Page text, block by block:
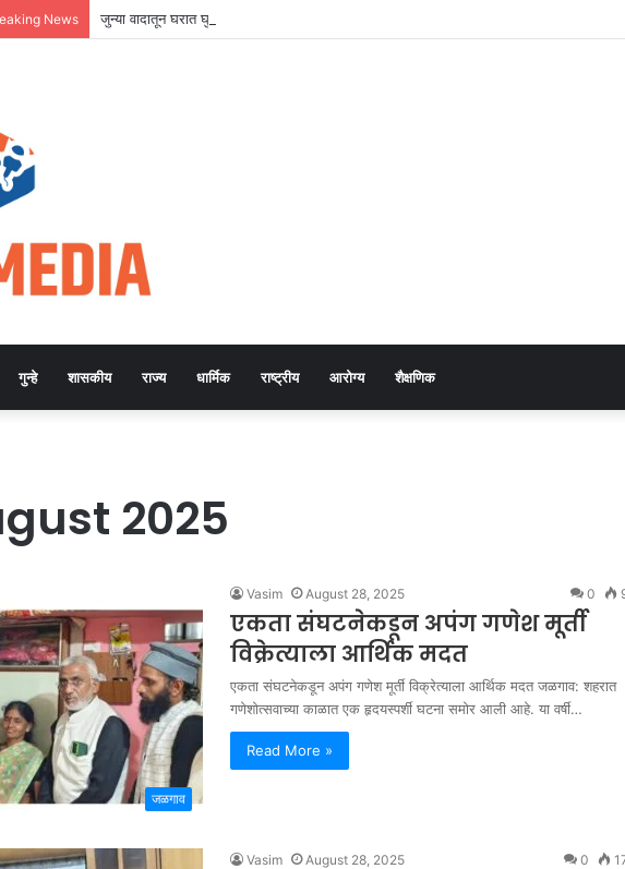
News जुन्या वादातून घरात घुसून कोयत्याचा धाक; सात जणांविरुद्ध एमआयडीसी पोलिसांत गुन्हा दाखल
गुन्हे शासकीय राज्य धार्मिक राष्ट्रीय आरोग्य शैक्षणिक
2025
जळगाव
Vasim August 28, 2025 0
एकता संघटनेकडून अपंग गणेश मूर्ती
विक्रेत्याला आर्थिक मदत
एकता संघटनेकडून अपंग गणेश मूर्ती विक्रेत्याला आर्थिक मदत जळगाव: शहरात
गणेशोत्सवाच्या काळात एक हृदयस्पर्शी घटना समोर आली आहे. या वर्षी…
Read More »
Vasim August 28, 2025 0